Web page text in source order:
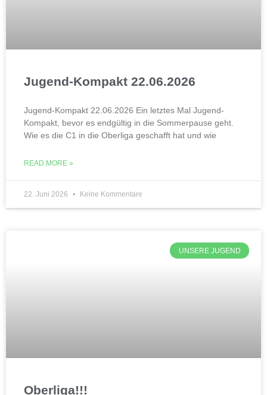
Jugend-Kompakt 22.06.2026
Jugend-Kompakt 22.06.2026 Ein letztes Mal Jugend-
Kompakt, bevor es endgültig in die Sommerpause geht.
Wie es die C1 in die Oberliga geschafft hat und wie
READ MORE »
22. Juni 2026 Keine Kommentare
UNSERE JUGEND
Oberliga!!!